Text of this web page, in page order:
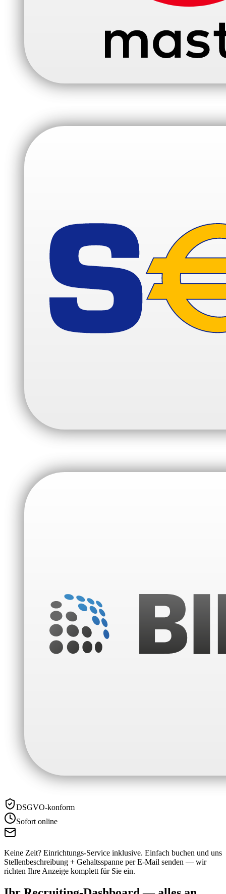
DSGVO-konform
Sofort online
Keine Zeit? Einrichtungs-Service inklusive. Einfach buchen und uns
Stellenbeschreibung + Gehaltsspanne per E-Mail senden — wir
richten Ihre Anzeige komplett für Sie ein.